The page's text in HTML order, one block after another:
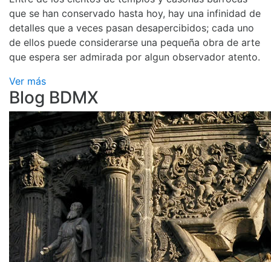
que se han conservado hasta hoy, hay una infinidad de
detalles que a veces pasan desapercibidos; cada uno
de ellos puede considerarse una pequeña obra de arte
que espera ser admirada por algun observador atento.
Ver más
Blog BDMX